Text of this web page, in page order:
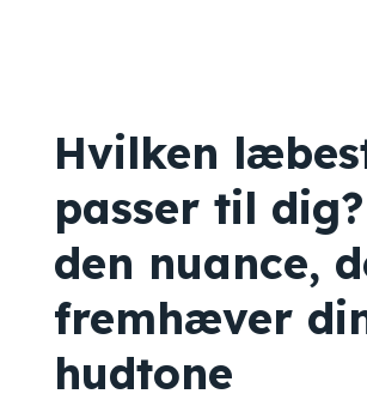
Hvilken
passer til
den nuance,
fremhæver
hudtone